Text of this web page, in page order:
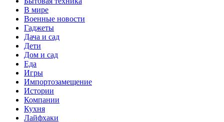
В мире
Военные новости
Гаджеты
Дача и сад
Дети
Дом и сад
Еда
Игры
Импортозамещение
Истории
Компании
Кухня
Лайфхаки